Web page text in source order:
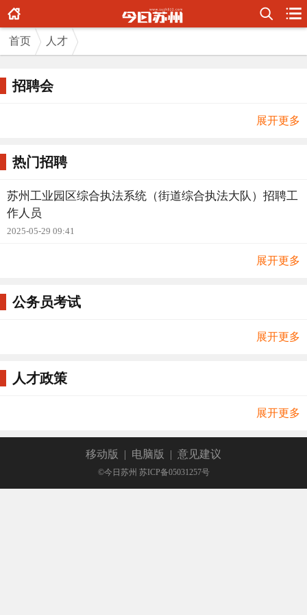
  
首页 人才
招聘会
展开更多
热门招聘
苏州工业园区综合执法系统（街道综合执法大队）招聘工
作人员
2025-05-29 09:41
展开更多
公务员考试
展开更多
人才政策
展开更多
移动版 | 电脑版 | 意见建议
©今日苏州 苏ICP备05031257号